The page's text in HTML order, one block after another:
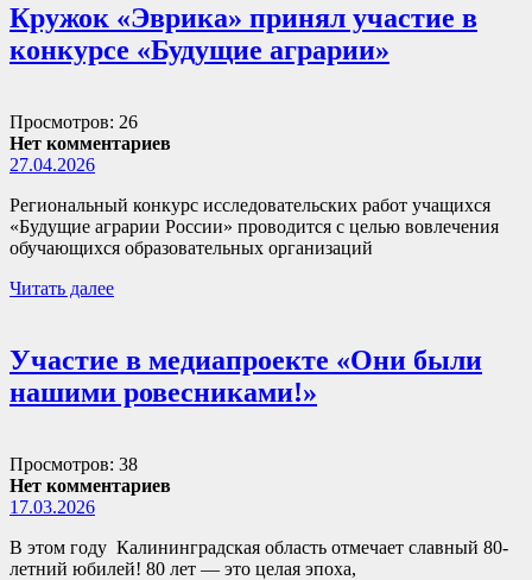
Кружок «Эврика» принял участие в
конкурсе «Будущие аграрии»
Просмотров: 26
Нет комментариев
27.04.2026
Региональный конкурс исследовательских работ учащихся
«Будущие аграрии России» проводится с целью вовлечения
обучающихся образовательных организаций
Читать далее
Участие в медиапроекте «Они были
нашими ровесниками!»
Просмотров: 38
Нет комментариев
17.03.2026
В этом году Калининградская область отмечает славный 80-
летний юбилей! 80 лет — это целая эпоха,